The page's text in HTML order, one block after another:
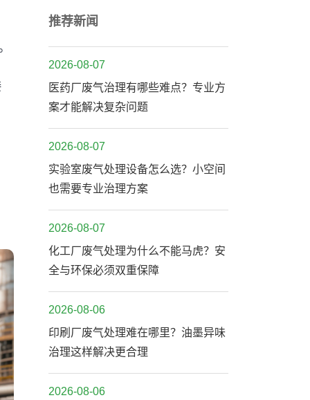
推荐新闻
2026-08-07
医药厂废气治理有哪些难点？专业方
案才能解决复杂问题
2026-08-07
实验室废气处理设备怎么选？小空间
也需要专业治理方案
2026-08-07
化工厂废气处理为什么不能马虎？安
全与环保必须双重保障
2026-08-06
印刷厂废气处理难在哪里？油墨异味
治理这样解决更合理
2026-08-06